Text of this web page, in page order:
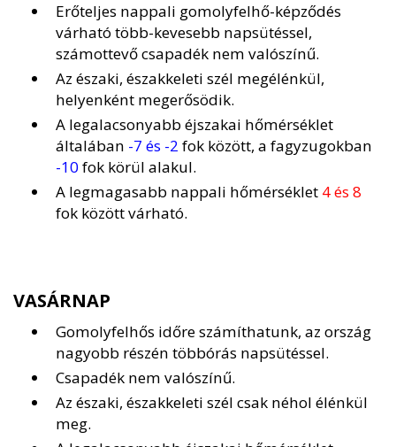
Erőteljes nappali gomolyfelhő-képződés
várható több-kevesebb napsütéssel,
számottevő csapadék nem valószínű.
Az északi, északkeleti szél megélénkül,
helyenként megerősödik.
A legalacsonyabb éjszakai hőmérséklet
általában -7 és -2 fok között, a fagyzugokban
-10fok körül alakul.
A legmagasabb nappali hőmérséklet 4 és 8
fok között várható.
VASÁRNAP
Gomolyfelhős időre számíthatunk, az ország
nagyobb részén többórás napsütéssel.
Csapadék nem valószínű.
Az északi, északkeleti szél csak néhol élénkül
meg.